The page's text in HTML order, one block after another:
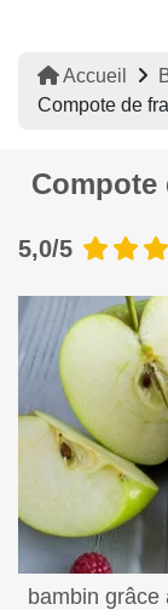
Accueil
Compote de
Compote
5,0/5
Faites
bambin